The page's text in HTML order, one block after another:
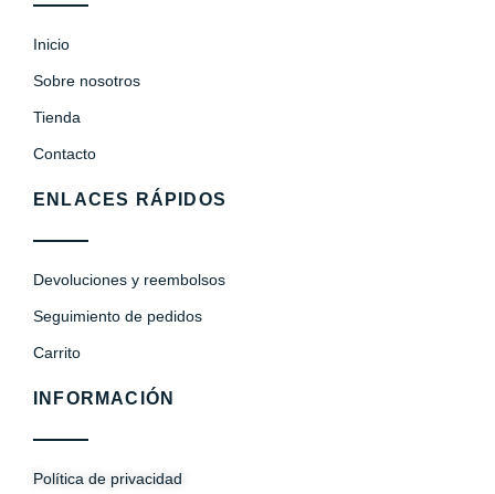
Inicio
Sobre nosotros
Tienda
Contacto
ENLACES RÁPIDOS
Devoluciones y reembolsos
Seguimiento de pedidos
Carrito
INFORMACIÓN
Política de privacidad